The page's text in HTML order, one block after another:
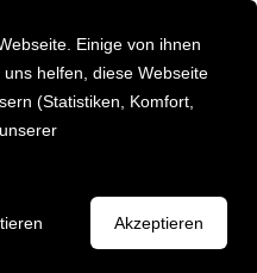
Entdecken
In 5
Einige von ihnen
helfen, diese Webseite
(Statistiken, Komfort,
Akzeptieren